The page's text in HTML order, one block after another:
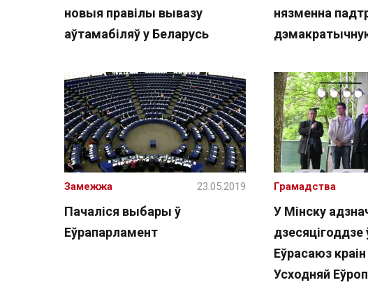
новыя правілы вывазу
аўтамабіляў у Беларусь
нязменна
Пачаліся выбары ў
Еўрапарламент
Замежжа 23.05.2019
У Мінску
дзесяцігоддзе
Еўрасаюз
Усходняй
Грамадства